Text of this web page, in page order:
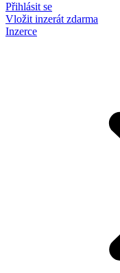
Přihlásit se
Vložit inzerát zdarma
Inzerce